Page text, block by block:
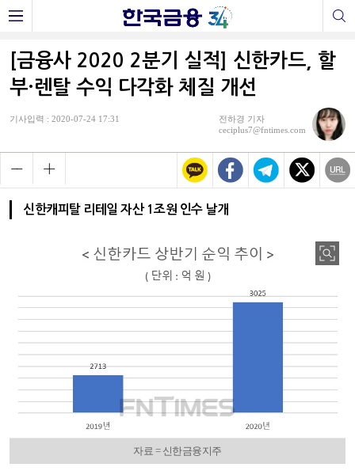
[금융사 2020 2분기 실적] 신한카드, 할
부·렌탈 수익 다각화 체질 개선
기사입력 : 2020-07-24 17:31
전하경 기자
ceciplus7@fntimes.com
신한캐피탈 리테일 자산 1조원 인수 날개
자료 = 신한금융지주